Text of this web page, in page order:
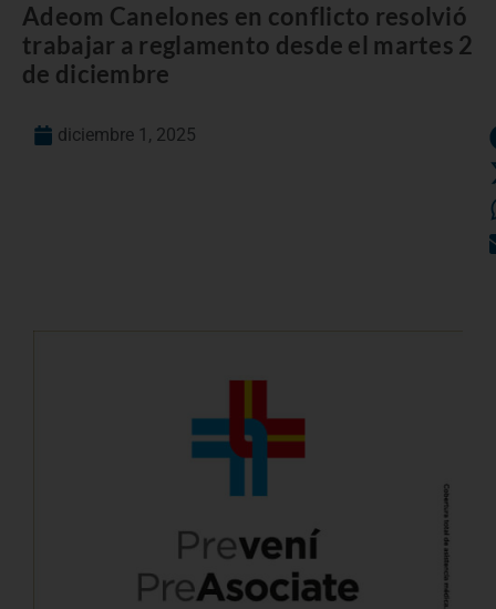
Adeom Canelones en conflicto resolvió
trabajar a reglamento desde el martes 2
de diciembre
diciembre 1, 2025